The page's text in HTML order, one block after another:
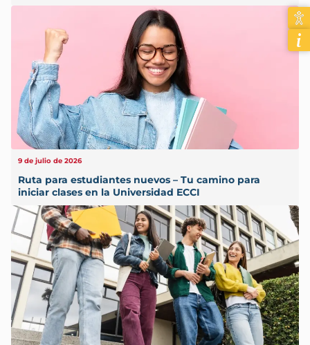
9 de julio de 2026
Ruta para estudiantes nuevos – Tu camino para
iniciar clases en la Universidad ECCI